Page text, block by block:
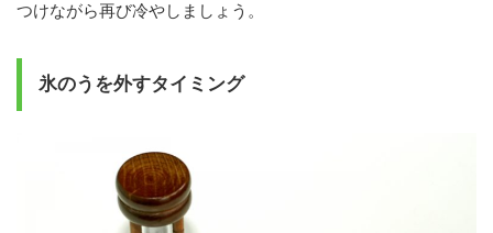
つけながら再び冷やしましょう。
氷のうを外すタイミング